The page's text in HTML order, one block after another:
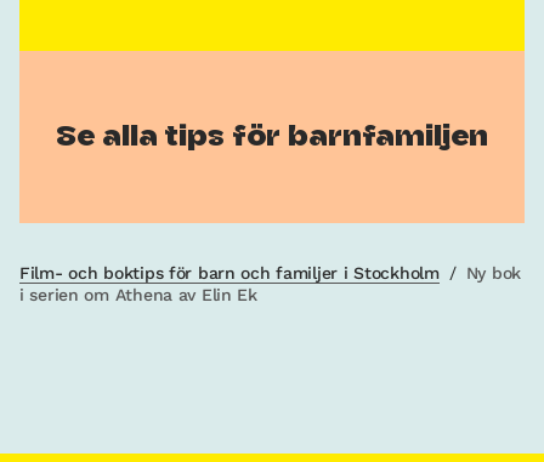
Se alla tips för barnfamiljen
Film- och boktips för barn och familjer i Stockholm / Ny bok
i serien om Athena av Elin Ek